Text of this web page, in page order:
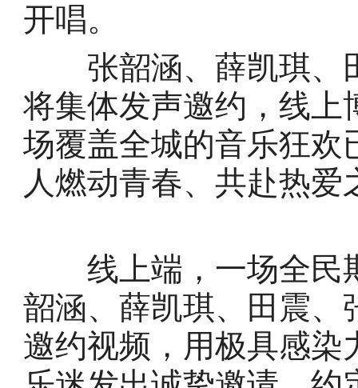
开唱。
张韶涵、薛凯琪、
将集体发声邀约，线上
场覆盖全城的音乐狂欢
人燃动青春、共赴热爱
线上端，一场全民
韶涵、薛凯琪、田震、
邀约视频，用极具感染